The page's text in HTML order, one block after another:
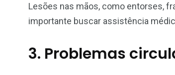
Lesões nas mãos, como entorses,
importante buscar assistência
3. Problemas